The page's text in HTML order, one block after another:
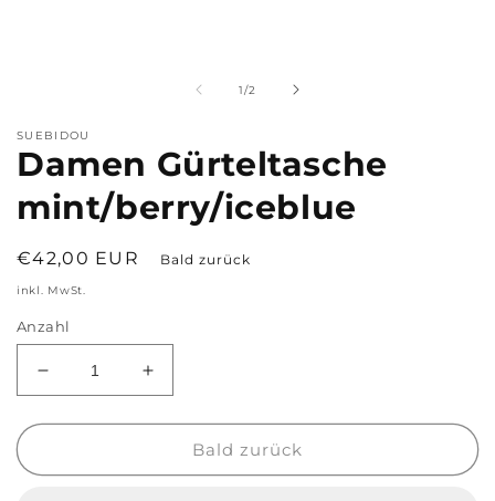
1/von
2
SUEBIDOU
Damen Gürteltasche
mint/berry/iceblue
Normaler
Preis
€42,00 EUR Bald zurück
inkl. MwSt.
Anzahl
Verringere
die
Menge
Damen
Erhöhe
die
Menge
Damen
Bald zurück